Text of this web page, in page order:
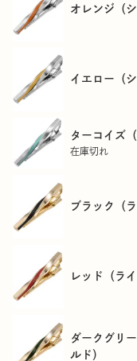
オレンジ（シ
イエロー（シ
ターコイズ
在庫切れ
ブラック（
レッド（ラ
ダークグリ
ルド）